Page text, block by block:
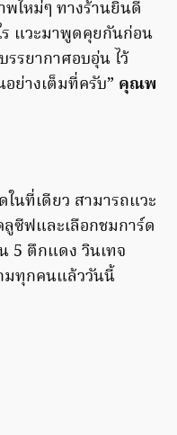
ใหม่ๆ ทางร้านยินดี
ร แวะมาพูดคุยกันก่อน
รรยากาศอบอุ่น ไว้
ย่างเต็มที่ครับ” คุณพ
นที่เดียว สามารถแวะ
ซีฟและเลือกชมการ์ด
5 ตึกแดง วินเทจ
มทุกคนแล้ววันนี้